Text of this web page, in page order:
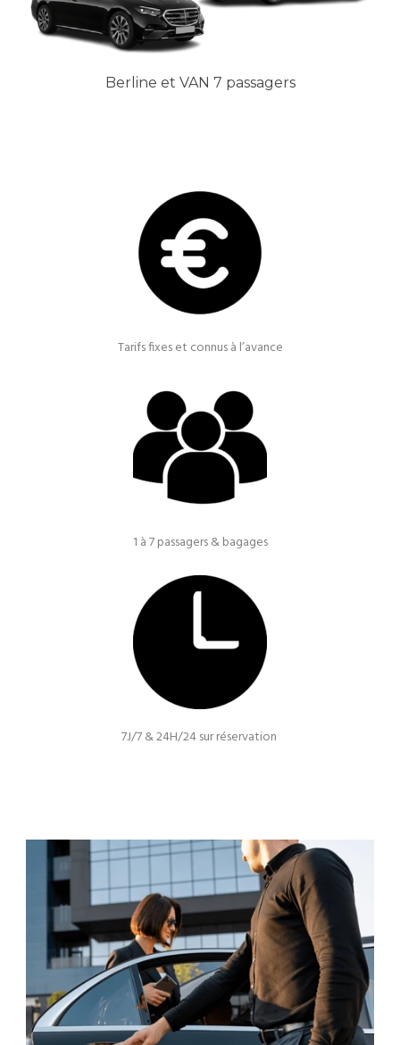
Berline et VAN 7 passagers
Tarifs fixes et connus à l’avance
1 à 7 passagers & bagages
7J/7 & 24H/24 sur réservation